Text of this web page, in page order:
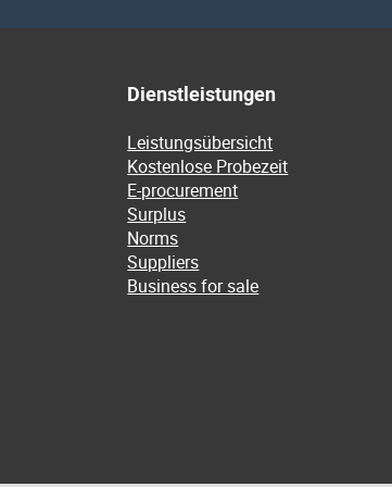
Dienstleistungen
Leistungsübersicht
Kostenlose Probezeit
E-procurement
Surplus
Norms
Suppliers
Business for sale